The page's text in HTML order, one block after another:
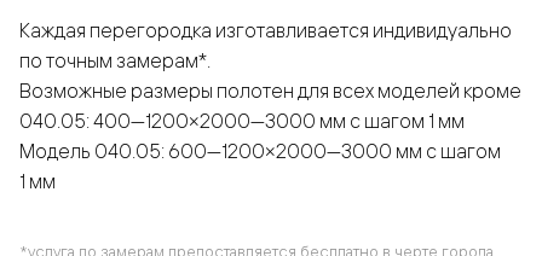
Каждая перегородка изготавливается индивидуально
по точным замерам*.
Возможные размеры полотен для всех моделей кроме
040.05: 400—1200×2000—3000 мм с шагом 1 мм
Модель 040.05: 600—1200×2000—3000 мм с шагом
1 мм
*услуга по замерам предоставляется бесплатно в черте города